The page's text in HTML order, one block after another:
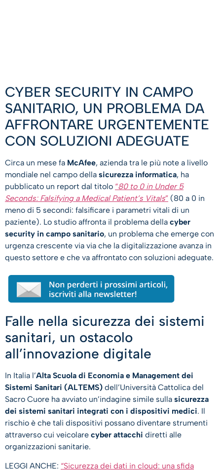
CYBER SECURITY IN CAMPO
SANITARIO, UN PROBLEMA DA
AFFRONTARE URGENTEMENTE
CON SOLUZIONI ADEGUATE
Circa un mese fa McAfee, azienda tra le più note a livello
mondiale nel campo della sicurezza informatica, ha
pubblicato un report dal titolo “80 to 0 in Under 5
Seconds: Falsifying a Medical Patient’s Vitals” (80 a 0 in
meno di 5 secondi: falsificare i parametri vitali di un
paziente). Lo studio affronta il problema della cyber
security in campo sanitario, un problema che emerge con
urgenza crescente via via che la digitalizzazione avanza in
questo settore e che va affrontato con soluzioni adeguate.
Falle nella sicurezza dei sistemi
sanitari, un ostacolo
all’innovazione digitale
In Italia l’Alta Scuola di Economia e Management dei
Sistemi Sanitari (ALTEMS) dell’Università Cattolica del
Sacro Cuore ha avviato un’indagine simile sulla sicurezza
dei sistemi sanitari integrati con i dispositivi medici. Il
rischio è che tali dispositivi possano diventare strumenti
attraverso cui veicolare cyber attacchi diretti alle
organizzazioni sanitarie.
LEGGI ANCHE: “Sicurezza dei dati in cloud: una sfida